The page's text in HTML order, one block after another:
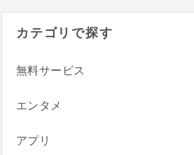
カテゴリで探す
無料サービス
エンタメ
アプリ